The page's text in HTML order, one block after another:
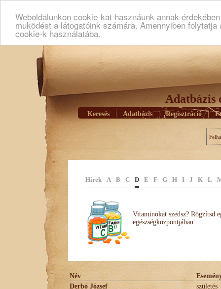
Weboldalunkon cookie-kat hasznáunk annak
muködést a látogatóink számára. Amennyiben
cookie-k használatába.
Adatbázis
Keresés Adatbázis | Regisztráció |
Hírek A B C D E F G H I J K L
Vitaminokat szedsz? Rögzítsd
egészségközpontjában.
Név
Derbó József
születés